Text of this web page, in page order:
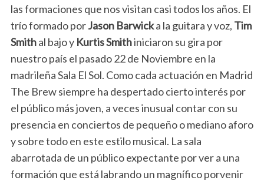
las formaciones que nos visitan casi todos los años. El
trío formado porJason Barwicka la guitara y voz, Tim
Smithal bajo y Kurtis Smithiniciaron su gira por
nuestro país el pasado 22 de Noviembre en la
madrileña Sala El Sol. Como cada actuación en Madrid
The Brew siempre ha despertado cierto interés por
el público más joven, a veces inusual contar con su
presencia en conciertos de pequeño o mediano aforo
y sobre todo en este estilo musical. La sala
abarrotada de un público expectante por ver a una
formación que está labrando un magnífico porvenir